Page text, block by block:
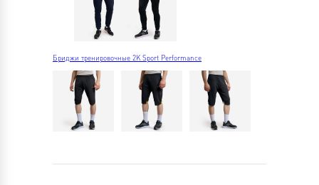
Бриджи тренировочные 2K Sport Performance